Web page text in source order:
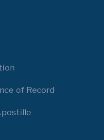
of Record